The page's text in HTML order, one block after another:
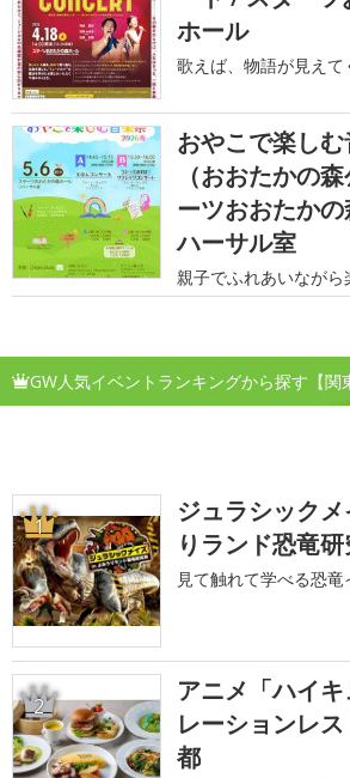
ホール
歌えば、物語が見えて
おやこで楽し
（おおたかの
ーツおおたか
ハーサル室
親子でふれあいながら
GW人気イベントランキングから探す【関
1
ジュラシック
りランド恐竜
見て触れて学べる恐竜
2
アニメ「ハイ
レーションレ
都